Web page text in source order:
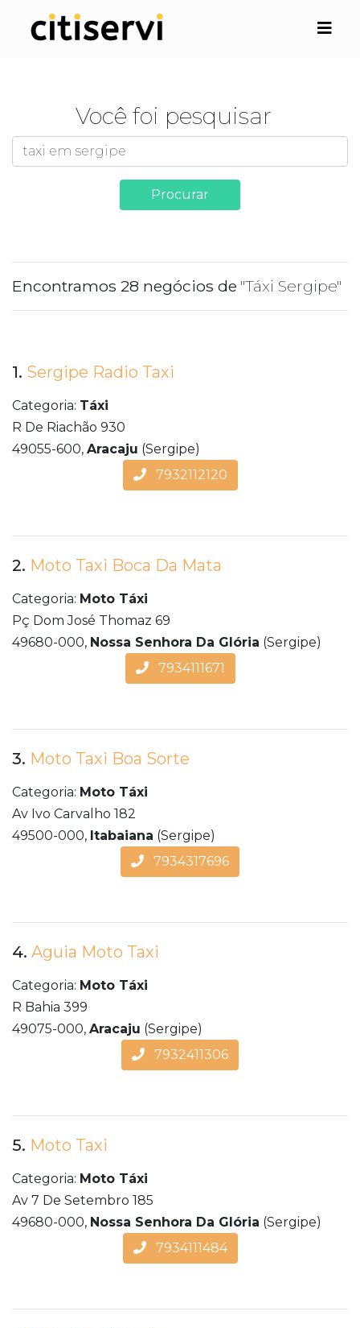
Você foi pesquisar
Procurar
Encontramos 28 negócios de "Táxi Sergipe"
1. Sergipe Radio Taxi
Categoria: Táxi
R De Riachão 930
49055-600, Aracaju (Sergipe)
7932112120
2. Moto Taxi Boca Da Mata
Categoria: Moto Táxi
Pç Dom José Thomaz 69
49680-000, Nossa Senhora Da Glória (Sergipe)
7934111671
3. Moto Taxi Boa Sorte
Categoria: Moto Táxi
Av Ivo Carvalho 182
49500-000, Itabaiana (Sergipe)
7934317696
4. Aguia Moto Taxi
Categoria: Moto Táxi
R Bahia 399
49075-000, Aracaju (Sergipe)
7932411306
5. Moto Taxi
Categoria: Moto Táxi
Av 7 De Setembro 185
49680-000, Nossa Senhora Da Glória (Sergipe)
7934111484